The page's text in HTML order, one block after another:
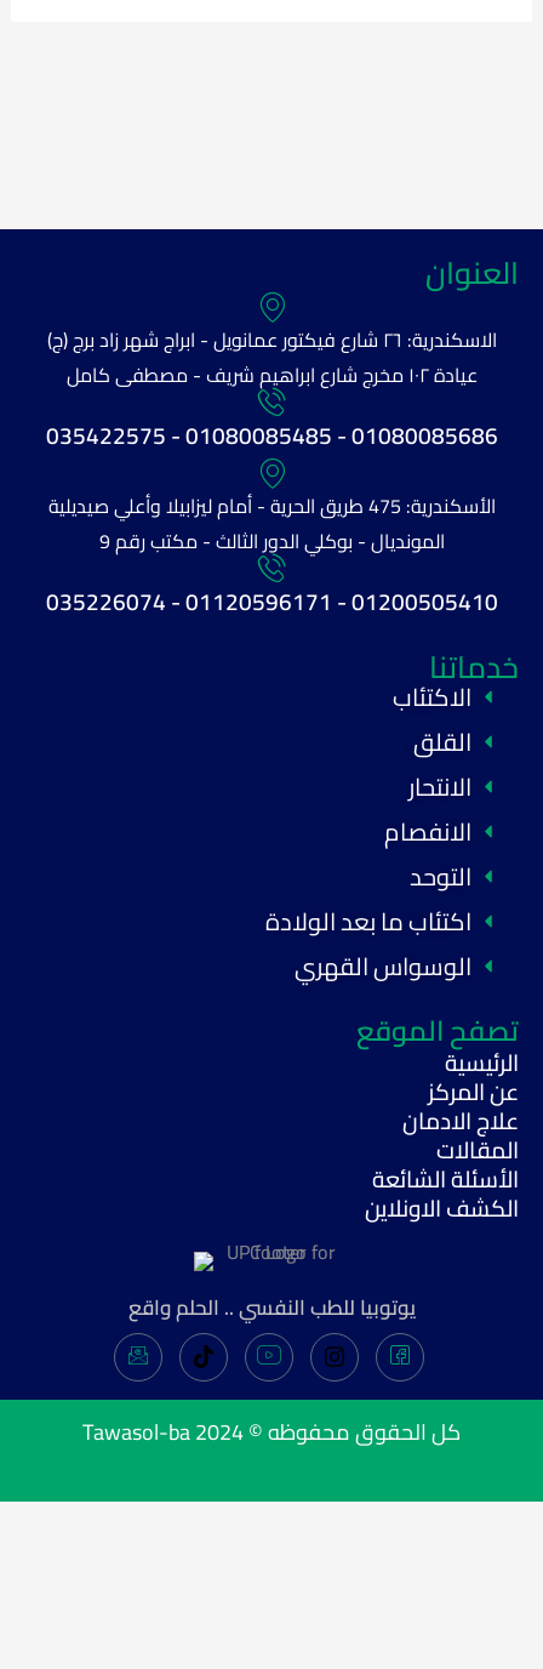
العنوان
الاسكندرية: ٢٦ شارع فيكتور عمانويل - ابراج شهر زاد برج (ج)
عيادة ١٠٢ مخرج شارع ابراهيم شريف - مصطفى كامل
01080085686 - 01080085485 - 035422575
الأسكندرية: 475 طريق الحرية - أمام ليزابيلا وأعلي صيديلية
المونديال - بوكلي الدور الثالث - مكتب رقم 9
01200505410 - 01120596171 - 035226074
خدماتنا
الاكتئاب
القلق
الانتحار
الانفصام
التوحد
اكتئاب ما بعد الولادة
الوسواس القهري
تصفح الموقع
الرئيسية
عن المركز
علاج الادمان
المقالات
الأسئلة الشائعة
الكشف الاونلاين
يوتوبيا للطب النفسي .. الحلم واقع
كل الحقوق محفوظه © 2024 Tawasol-ba